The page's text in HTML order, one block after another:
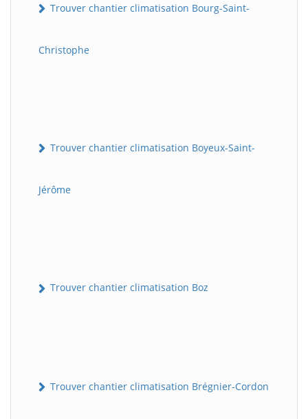
Trouver chantier climatisation Bourg-Saint-
Christophe
Trouver chantier climatisation Boyeux-Saint-
Jérôme
Trouver chantier climatisation Boz
Trouver chantier climatisation Brégnier-Cordon